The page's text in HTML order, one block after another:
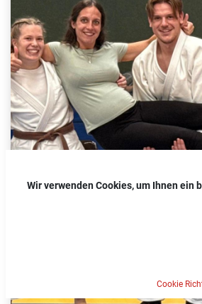
Wir verwenden Cookies, um Ihnen ein
Cookie